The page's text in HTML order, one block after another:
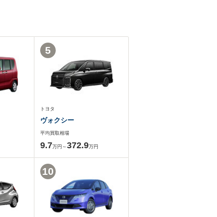
トヨタ
ヴォクシー
平均買取相場
9.7万円～372.9万円
5
10